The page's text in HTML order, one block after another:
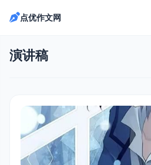
演讲稿
点优作文网